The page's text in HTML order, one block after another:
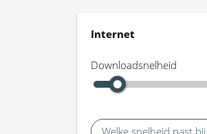
Internet
Downloadsnelheid
Welke snelheid past bij